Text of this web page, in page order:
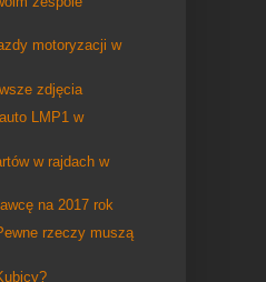
motoryzacji w
zdjęcia
LMP1 w
w rajdach w
na 2017 rok
rzeczy muszą